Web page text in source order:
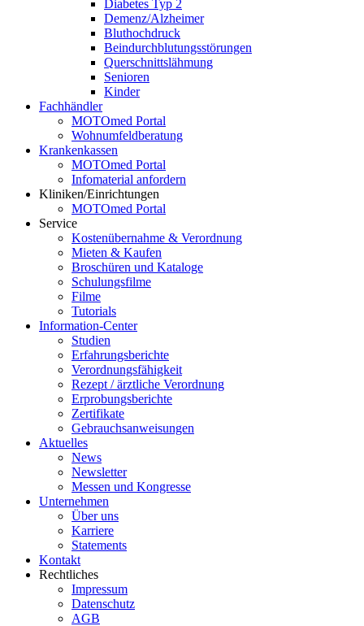
Diabetes Typ 2
Demenz/Alzheimer
Bluthochdruck
Beindurchblutungsstörungen
Querschnittslähmung
Senioren
Kinder
Fachhändler
MOTOmed Portal
Wohnumfeldberatung
Krankenkassen
MOTOmed Portal
Infomaterial anfordern
Kliniken/Einrichtungen
MOTOmed Portal
Service
Kostenübernahme & Verordnung
Mieten & Kaufen
Broschüren und Kataloge
Schulungsfilme
Filme
Tutorials
Information-Center
Studien
Erfahrungsberichte
Verordnungsfähigkeit
Rezept / ärztliche Verordnung
Erprobungsberichte
Zertifikate
Gebrauchsanweisungen
Aktuelles
News
Newsletter
Messen und Kongresse
Unternehmen
Über uns
Karriere
Statements
Kontakt
Rechtliches
Impressum
Datenschutz
AGB